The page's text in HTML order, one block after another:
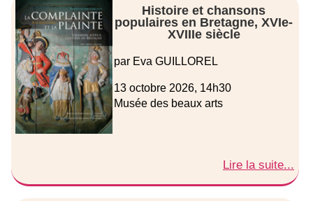
Histoire et chansons
populaires en Bretagne, XVIe-
XVIIIe siècle
par Eva GUILLOREL
13 octobre 2026, 14h30
Musée des beaux arts
Lire la suite...